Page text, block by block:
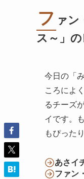
フ ァ
ス～」
今日の「
ころによ
るチーズ
イです。
もぴった
あさイ
ファン